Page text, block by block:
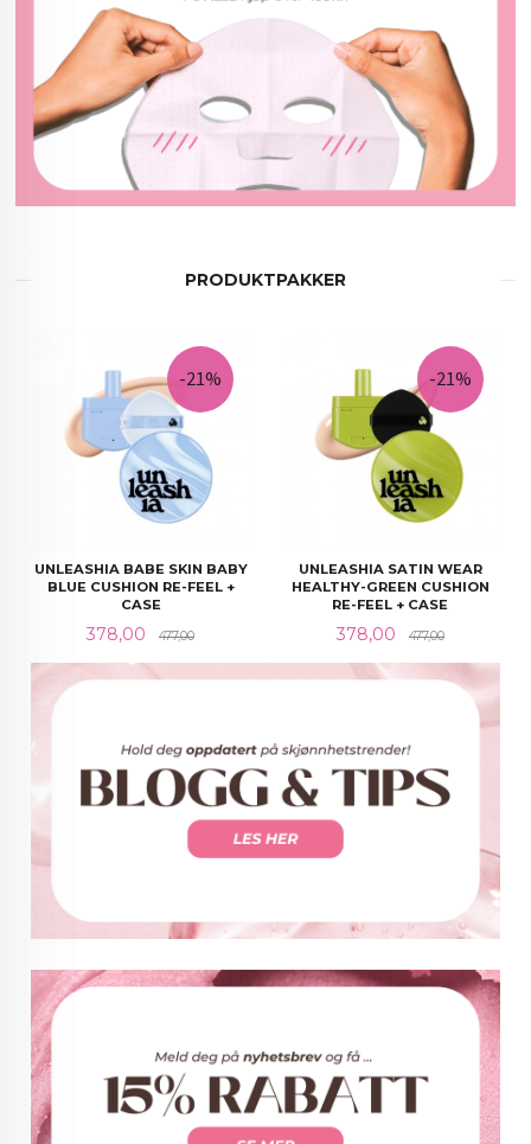
PRODUKTPAKKER
UNLEASHIA BABE SKIN BABY
BLUE CUSHION RE-FEEL +
CASE
Tilbud
378,00 477,00Rabatt@
-21%
UNLEASHIA SATIN WEAR
HEALTHY-GREEN CUSHION
RE-FEEL + CASE
Tilbud
378,00 477,00Rabatt@
-21%